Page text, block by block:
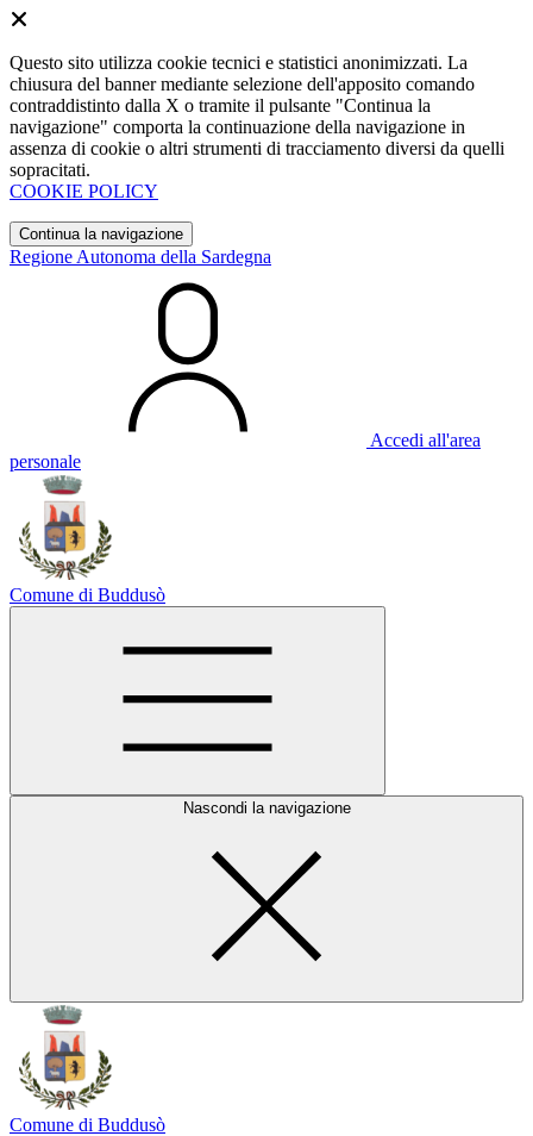
Questo sito utilizza cookie tecnici e statistici anonimizzati. La
chiusura del banner mediante selezione dell'apposito comando
contraddistinto dalla X o tramite il pulsante "Continua la
navigazione" comporta la continuazione della navigazione in
assenza di cookie o altri strumenti di tracciamento diversi da quelli
sopracitati.
COOKIE POLICY
Continua la navigazione
Regione Autonoma della Sardegna
Accedi all'area
personale
Comune di Buddusò
Nascondi la navigazione
Comune di Buddusò